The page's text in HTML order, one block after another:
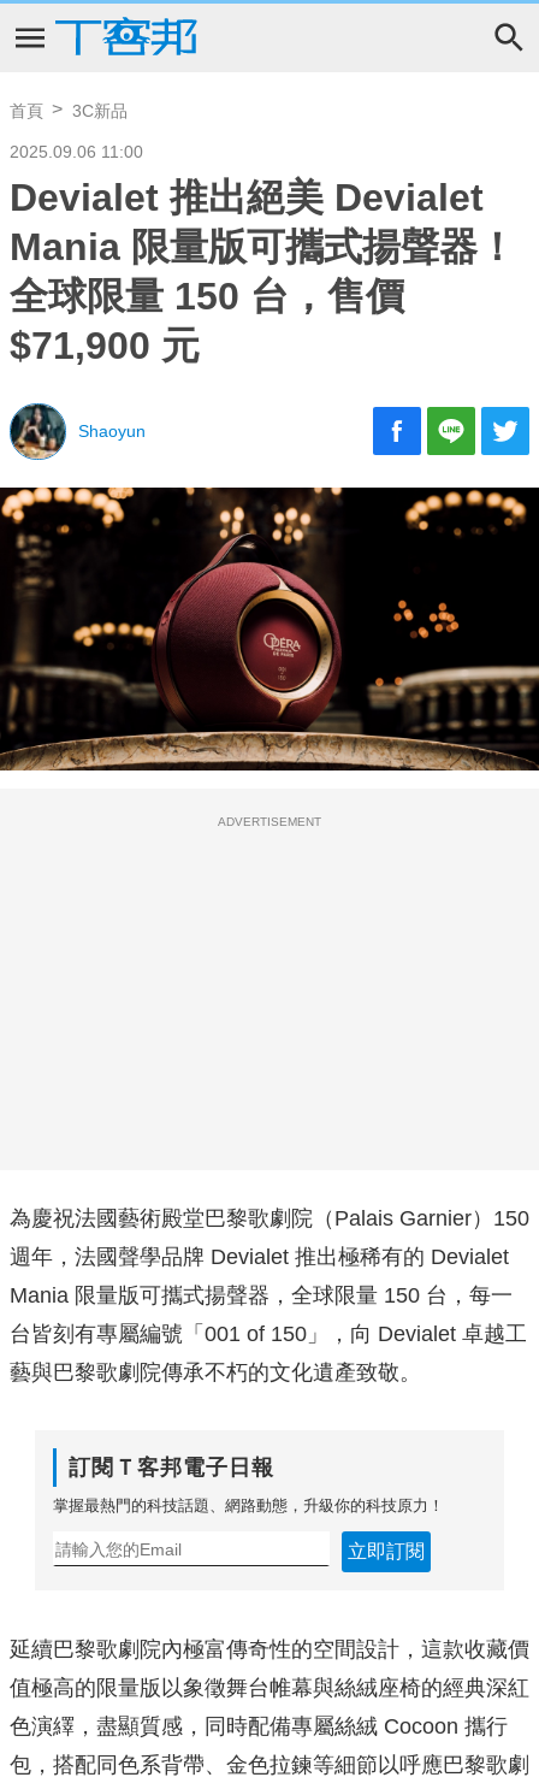
首頁 3C新品
2025.09.06 11:00
Devialet 推出絕美 Devialet
Mania 限量版可攜式揚聲器！
全球限量 150 台，售價
$71,900 元
Shaoyun
ADVERTISEMENT
為慶祝法國藝術殿堂巴黎歌劇院（Palais Garnier）150
週年，法國聲學品牌 Devialet 推出極稀有的 Devialet
Mania 限量版可攜式揚聲器，全球限量 150 台，每一
台皆刻有專屬編號「001 of 150」，向 Devialet 卓越工
藝與巴黎歌劇院傳承不朽的文化遺產致敬。
訂閱Ｔ客邦電子日報
掌握最熱門的科技話題、網路動態，升級你的科技原力！
立即訂閱
延續巴黎歌劇院內極富傳奇性的空間設計，這款收藏價
值極高的限量版以象徵舞台帷幕與絲絨座椅的經典深紅
色演繹，盡顯質感，同時配備專屬絲絨 Cocoon 攜行
包，搭配同色系背帶、金色拉鍊等細節以呼應巴黎歌劇